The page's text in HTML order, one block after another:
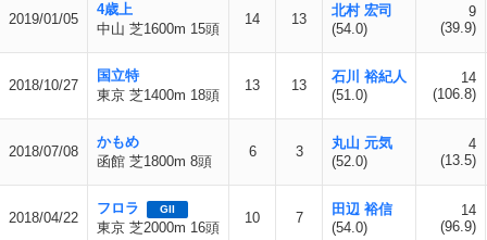
2019/01/05
4歳上
中山 芝1600m 15頭
14 13
北村 宏司
(54.0)
9
(39.9)
2018/10/27
国立特
東京 芝1400m 18頭
13 13
石川 裕紀人
(51.0)
14
(106.8)
2018/07/08
かもめ
函館 芝1800m 8頭
6 3
丸山 元気
(52.0)
4
(13.5)
2018/04/22
フロラ GII
東京 芝2000m 16頭
10 7
田辺 裕信
(54.0)
14
(96.9)